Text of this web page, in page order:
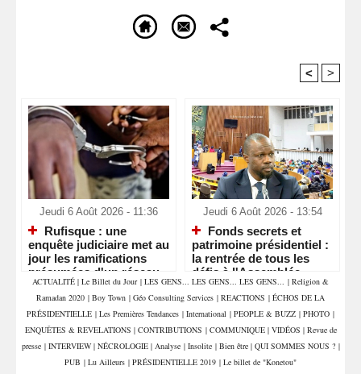
< >
Jeudi 6 Août 2026 - 11:36
Rufisque : une
enquête judiciaire met au
jour les ramifications
présumées d'un réseau
de sextorsion, de
proxénétisme et de trafic
de stupéfiants
Jeudi 6 Août 2026 - 13:54
Fonds secrets et
patrimoine présidentiel :
la rentrée de tous les
défis à l'Assemblée
ACTUALITÉ | Le Billet du Jour | LES GENS... LES GENS... LES GENS... | Religion &
Ramadan 2020 | Boy Town | Géo Consulting Services | REACTIONS | ÉCHOS DE LA
PRÉSIDENTIELLE | Les Premières Tendances | International | PEOPLE & BUZZ | PHOTO |
ENQUÊTES & REVELATIONS | CONTRIBUTIONS | COMMUNIQUE | VIDÉOS | Revue de
presse | INTERVIEW | NÉCROLOGIE | Analyse | Insolite | Bien être | QUI SOMMES NOUS ? |
PUB | Lu Ailleurs | PRÉSIDENTIELLE 2019 | Le billet de "Konetou"